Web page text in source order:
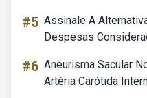
#5 Assinale A
Despesas
#6 Aneurisma Sacular
Artéria Carótida